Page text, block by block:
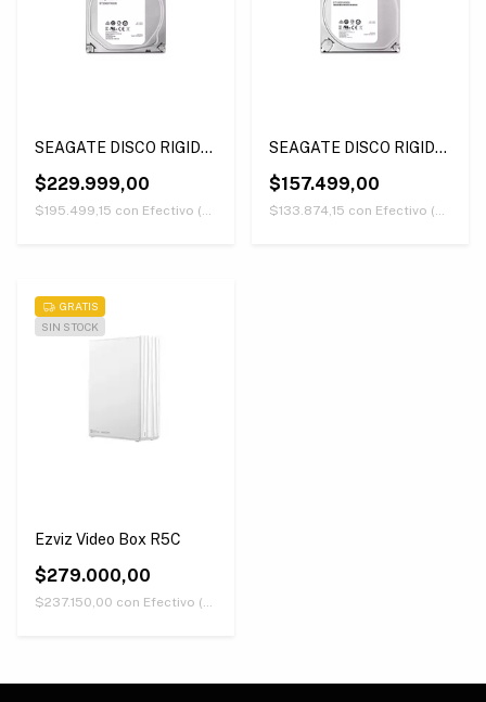
SEAGATE DISCO RIGIDO
$229.999,00
$195.499,15 con Efectivo (Únicamente retirando en nuestras sucursales)
SEAGATE DISCO RIGIDO
$157.499,00
$133.874,15 con Efectivo (Únicamente retirando en nuestras sucursales)
SIN STOCK
GRATIS
Ezviz Video Box R5C
$279.000,00
$237.150,00 con Efectivo (Únicamente retirando en nuestras sucursales)